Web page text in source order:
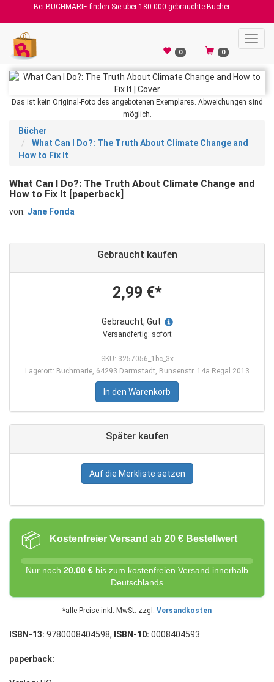
Bei BUCHMARIE finden Sie über 180.000 gebrauchte Bücher.
0 0
Das ist kein Original-Foto des angebotenen Exemplares. Abweichungen sind
möglich.
Bücher
What Can I Do?: The Truth About Climate Change and
How to Fix It
What Can I Do?: The Truth About Climate Change and
How to Fix It [paperback]
von: Jane Fonda
Gebraucht kaufen
2,99 €*
Gebraucht, Gut
Versandfertig: sofort
SKU: 3257056_1bc_3x
Lagerort: Buchmarie, 64293 Darmstadt, Bunsenstr. 14a Regal 2013
In den Warenkorb
Später kaufen
Auf die Merkliste setzen
📦 Kostenfreier Versand ab 20 € Bestellwert
Nur noch 20,00 € bis zum kostenfreien Versand innerhalb
Deutschlands
*alle Preise inkl. MwSt. zzgl. Versandkosten
ISBN-13: 9780008404598, ISBN-10: 0008404593
paperback: